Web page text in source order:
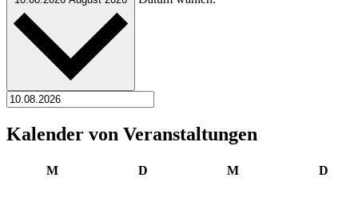
Kalender von Veranstaltungen
MMontag DDienstag MMittwoch D